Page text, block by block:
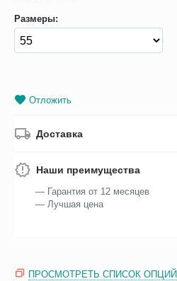
Размеры:
Отложить
Доставка
Наши преимущества
— Гарантия от 12 месяцев
— Лучшая цена
ПРОСМОТРЕТЬ СПИСОК ОПЦИЙ